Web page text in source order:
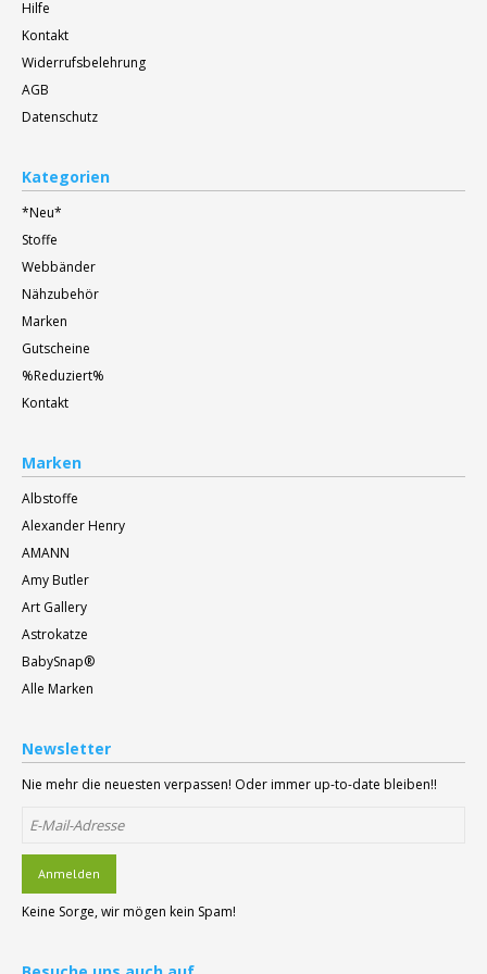
Hilfe
Kontakt
Widerrufsbelehrung
AGB
Datenschutz
Kategorien
*Neu*
Stoffe
Webbänder
Nähzubehör
Marken
Gutscheine
%Reduziert%
Kontakt
Marken
Albstoffe
Alexander Henry
AMANN
Amy Butler
Art Gallery
Astrokatze
BabySnap®
Alle Marken
Newsletter
Nie mehr die neuesten verpassen! Oder immer up-to-date bleiben!!
Anmelden
Keine Sorge, wir mögen kein Spam!